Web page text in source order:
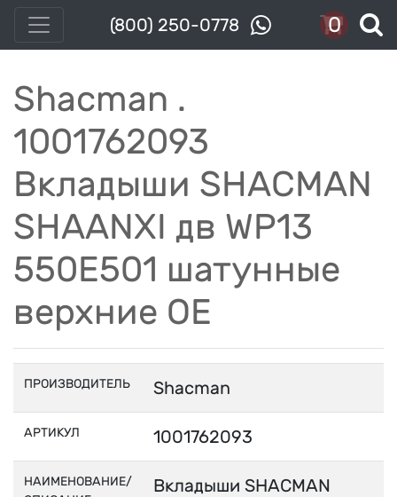
(800) 250-0778 0
Shacman .
1001762093
Вкладыши SHACMAN
SHAANXI дв WP13
550E501 шатунные
верхние OE
ПРОИЗВОДИТЕЛЬ Shacman
АРТИКУЛ 1001762093
НАИМЕНОВАНИЕ/
Вкладыши SHACMAN